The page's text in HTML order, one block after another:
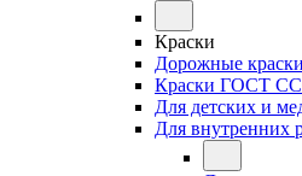
Краски
Дорожные краски
Краски ГОСТ
Для детских и
Для внутренних